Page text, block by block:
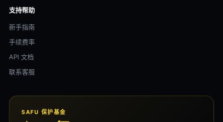
支持帮助
新手指南
手续费率
API 文档
联系客服
SAFU 保护基金